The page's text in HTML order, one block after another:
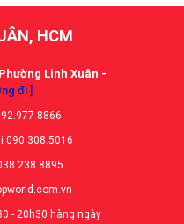
HCM
Linh Xuân -
đi ]
090.308.5016
- 20h30 hàng ngày